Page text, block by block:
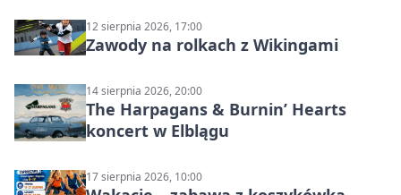
12 sierpnia 2026, 17:00
Zawody na rolkach z Wikingami
14 sierpnia 2026, 20:00
The Harpagans & Burnin’ Hearts
koncert w Elblągu
17 sierpnia 2026, 10:00